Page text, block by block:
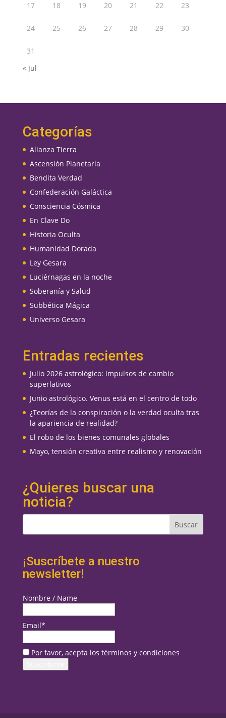
17 18 19 20 21 22 23
24 25 26 27 28 29 30
31
« Jul
Categorías
Alianza Tierra
Ascensión Planetaria
Bendita Verdad
Confederación Galáctica
Consciencia Cósmica
En Clave Do
Historia Oculta
Humanidad Dorada
Ley Gesara
Luciérnagas en la noche
Soberanía y Salud
Subbética Mágica
Universo Gesara
Entradas recientes
Julio 2026 astrológico: impulsos de cambio
superlativos
Junio astrológico. Venus está en el centro de todo
¿Teorías de la conspiración o la verdad oculta tras
la apariencia de realidad?
El robo de los bienes comunales globales
Mayo, tensión creativa entre realismo y renovación
¿Quieres buscar una
noticia?
¡Suscríbete a nuestro
newsletter!
Nombre / Name
Email*
Por favor, acepta los términos y condiciones